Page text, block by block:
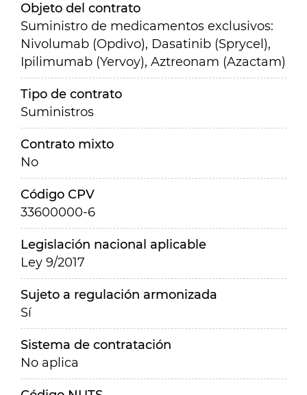
Objeto del contrato
Suministro de medicamentos exclusivos:
Nivolumab (Opdivo), Dasatinib (Sprycel),
Ipilimumab (Yervoy), Aztreonam (Azactam)
Tipo de contrato
Suministros
Contrato mixto
No
Código CPV
33600000-6
Legislación nacional aplicable
Ley 9/2017
Sujeto a regulación armonizada
Sí
Sistema de contratación
No aplica